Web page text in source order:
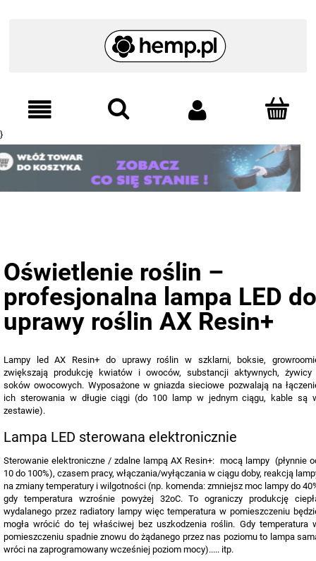
}
Oświetlenie roślin –
profesjonalna lampa LED do
uprawy roślin AX Resin+
Lampy led AX Resin+ do uprawy roślin w szklarni, boksie,
zwiększają produkcję kwiatów i owoców, substancji aktywnych,
soków owocowych. Wyposażone w gniazda sieciowe pozwalają na
ich sterowania w długie ciągi (do 100 lamp w jednym ciągu, kable są
zestawie).
Lampa LED sterowana elektronicznie
Sterowanie elektroniczne / zdalne lampą AX Resin+: mocą lampy (płynnie
10 do 100%), czasem pracy, włączania/wyłączania w ciągu doby, reakcją
na zmiany temperatury i wilgotności (np. komenda: zmniejsz moc lampy do
gdy temperatura wzrośnie powyżej 32oC. To ograniczy produkcję
wydalanego przez radiatory lampy więc temperatura w pomieszczeniu
mogła wrócić do tej właściwej bez uszkodzenia roślin. Gdy temperatura
pomieszczeniu spadnie znowu do żądanego przez nas poziomu to lampa
wróci na zaprogramowany wcześniej poziom mocy)..... itp.